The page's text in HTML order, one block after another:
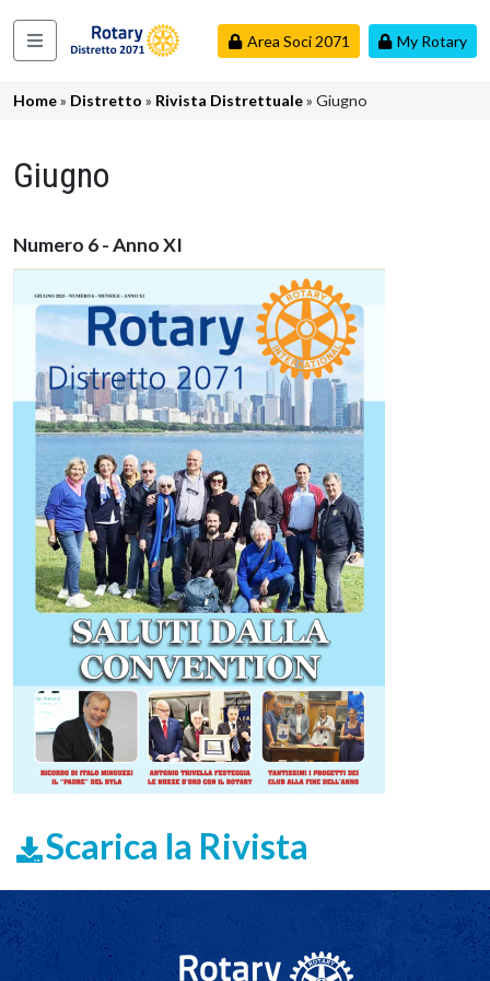
Area Soci 2071 My Rotary
Navigazione principale
Briciole di pane
Home Distretto Rivista Distrettuale Giugno
Giugno
Numero 6 - Anno XI
Scarica la Rivista
Navigazione principale